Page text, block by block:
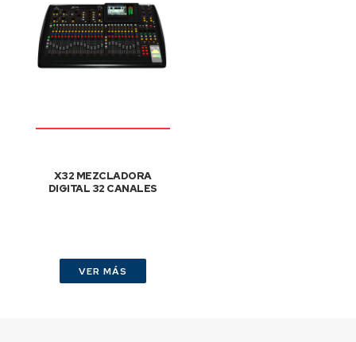
X32 MEZCLADORA
DIGITAL 32 CANALES
VER MÁS